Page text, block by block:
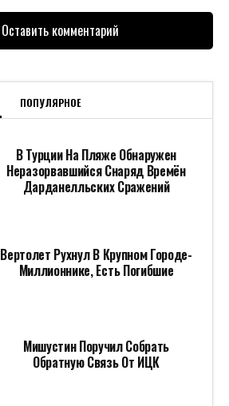
Оставить комментарий
ПОПУЛЯРНОЕ
В Турции На Пляже Обнаружен
Неразорвавшийся Снаряд Времён
Дарданелльских Сражений
Вертолет Рухнул В Крупном Городе-
Миллионнике, Есть Погибшие
Мишустин Поручил Собрать
Обратную Связь От ИЦК